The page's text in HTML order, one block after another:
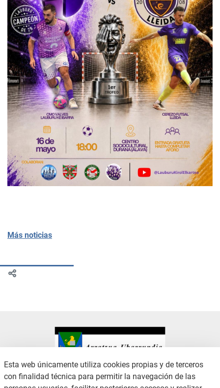
Más noticias
CONTACTO AVISO LEGAL
Esta web únicamente utiliza cookies propias y de terceros
con finalidad técnica para permitir la navegación de las